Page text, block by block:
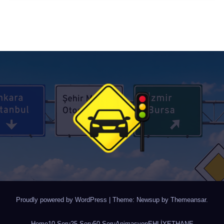
Proudly powered by WordPress Theme: Newsup by Themeansar.